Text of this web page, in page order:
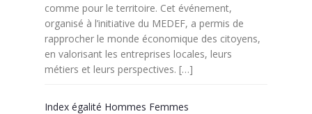
comme pour le territoire. Cet événement,
organisé à l’initiative du MEDEF, a permis de
rapprocher le monde économique des citoyens,
en valorisant les entreprises locales, leurs
métiers et leurs perspectives. […]
Index égalité Hommes Femmes